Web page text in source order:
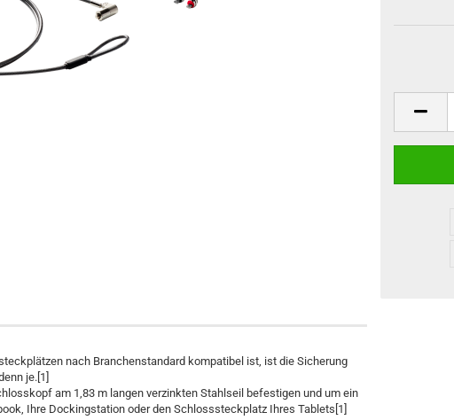
nach Branchenstandard kompatibel ist, ist die Sicherung
je.[1]
am 1,83 m langen verzinkten Stahlseil befestigen und um ein
Ihre Dockingstation oder den Schlosssteckplatz Ihres Tablets[1]